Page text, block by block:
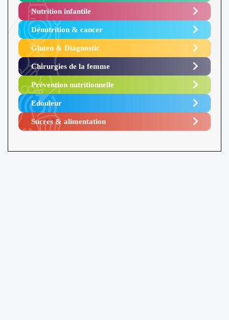
Nutrition infantile
Dénutrition & cancer
Gluten & Diagnostic
Chirurgies de la femme
Prévention nutritionnelle
Edouleur​
Sucres & alimentation​